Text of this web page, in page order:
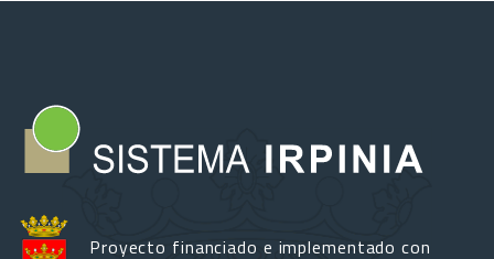
Proyecto financiado e implementado con